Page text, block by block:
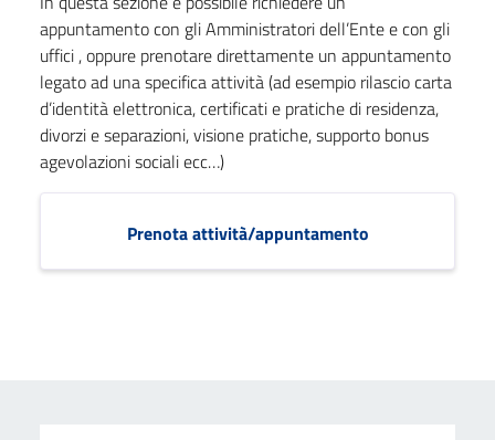
appuntamento con gli Amministratori dell’Ente e con gli
uffici , oppure prenotare direttamente un appuntamento
legato ad una specifica attività (ad esempio rilascio carta
d’identità elettronica, certificati e pratiche di residenza,
divorzi e separazioni, visione pratiche, supporto bonus
agevolazioni sociali ecc…)
Prenota attività/appuntamento